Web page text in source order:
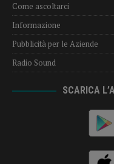
Come ascoltarci
Informazione
Pubblicità per le Aziende
Radio Sound
SCARICA